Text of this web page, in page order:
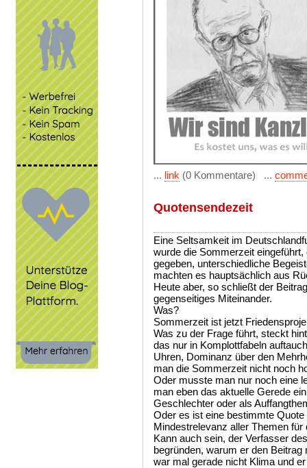
... link (0 Kommentare) ...
Quotensendezeit
Eine Seltsamkeit im
wurde die Sommerzeit
gegeben, unterschiedliche
machten es hauptsächlich aus
Heute aber, so schließt der
gegenseitiges Miteinander.
Was?
Sommerzeit ist jetzt
Was zu der Frage führt, steckt
das nur in Komplottfabeln
Uhren, Dominanz über den
man die Sommerzeit nicht noch
Oder musste man nur noch eine
man eben das aktuelle Gerede
Geschlechter oder als
Oder es ist eine bestimmte
Mindestrelevanz aller Themen
Kann auch sein, der Verfasser
begründen, warum er den
war mal gerade nicht Klima und